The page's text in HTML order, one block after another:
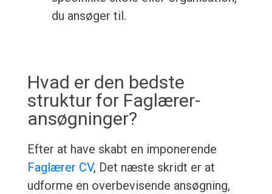
du ansøger til.
Hvad er den bedste
struktur for Faglærer-
ansøgninger?
Efter at have skabt en imponerende
Faglærer CV, Det næste skridt er at
udforme en overbevisende ansøgning,